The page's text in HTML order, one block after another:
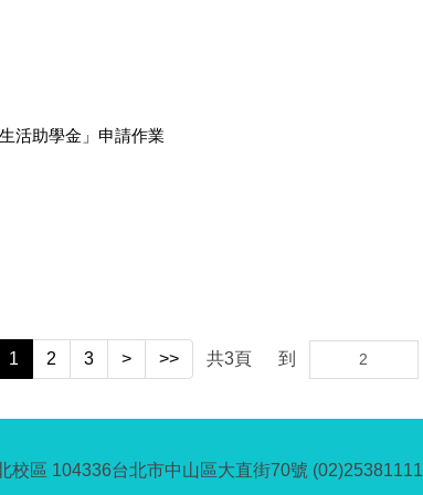
活助學金」申請作業
1 2 3 > >> 共3頁 到
校區 104336台北市中山區大直街70號 (02)25381111